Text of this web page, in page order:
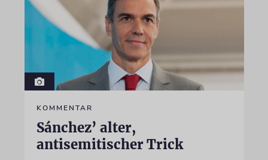
KOMMENTAR
Sánchez’ alter,
antisemitischer Trick